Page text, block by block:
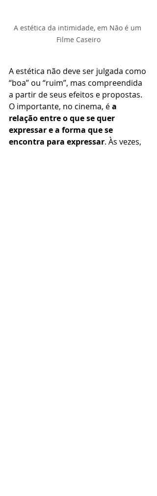
A estética da intimidade, em Não é um
Filme Caseiro
A estética não deve ser julgada como
“boa” ou “ruim”, mas compreendida
a partir de seus efeitos e propostas.
O importante, no cinema, é a
relação entre o que se quer
expressar e a forma que se
encontra para expressar. Às vezes,